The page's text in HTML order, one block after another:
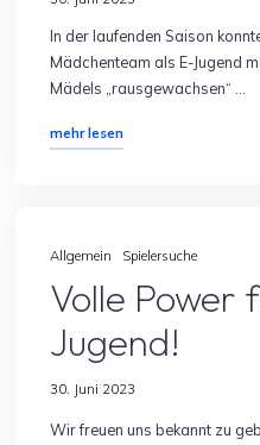
In der laufenden Saison
Mädchenteam als E-Jugend
Mädels „rausgewachsen“ …
mehr lesen"Mädchen
Allgemein Spielersuche
Volle Power
Jugend!
30. Juni 2023
Wir freuen uns bekannt zu